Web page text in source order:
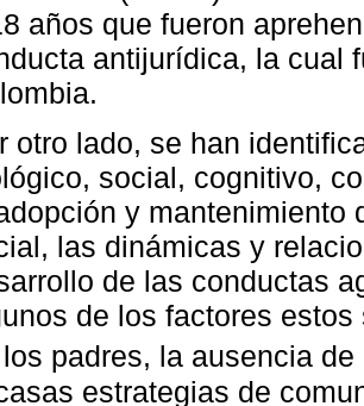
años que fueron
antijurídica, la cual
otro lado, se han
social, cognitivo,
y mantenimiento
las dinámicas y
de las conductas
de los factores
padres, la ausencia
estrategias de